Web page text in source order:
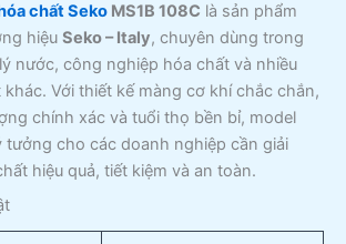
chất Seko MS1B 108C là sản phẩm
hiệu Seko – Italy, chuyên dùng trong
nước, công nghiệp hóa chất và nhiều
Với thiết kế màng cơ khí chắc chắn,
chính xác và tuổi thọ bền bỉ, model
tưởng cho các doanh nghiệp cần giải
hiệu quả, tiết kiệm và an toàn.